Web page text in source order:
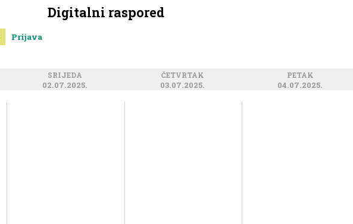
Digitalni raspored
Prijava
SRIJEDA
02.07.2025.
ČETVRTAK
03.07.2025.
PETAK
04.07.2025.